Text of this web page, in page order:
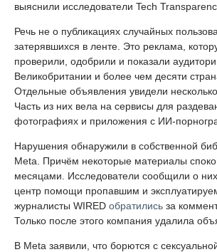
выяснили исследователи Tech
Речь не о публикациях случайных
затерявшихся в ленте. Это реклама,
проверили, одобрили и показали
Великобритании и более чем десяти
Отдельные объявления увидели
Часть из них вела на сервисы для
фотографиях и приложения с ИИ-
Нарушения обнаружили в собственной
Meta. Причём некоторые материалы
месяцами. Исследователи сообщили о
центр помощи пропавшим и
журналисты WIRED обратились за
Только после этого компания удалила
В Meta заявили, что борются с